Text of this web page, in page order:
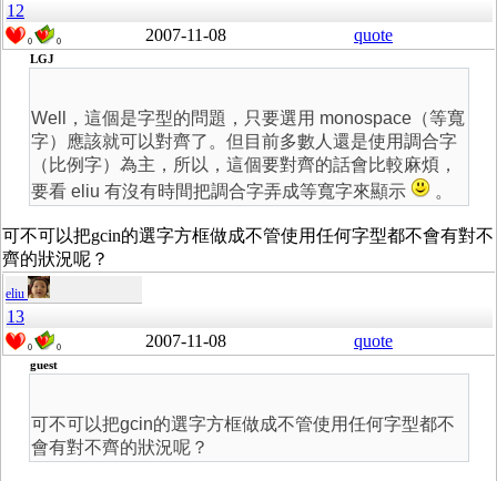
12
0 0 2007-11-08 quote
LGJ
Well，這個是字型的問題，只要選用 monospace（等寬
字）應該就可以對齊了。但目前多數人還是使用調合字
（比例字）為主，所以，這個要對齊的話會比較麻煩，
要看 eliu 有沒有時間把調合字弄成等寬字來顯示
。
可不可以把gcin的選字方框做成不管使用任何字型都不會有對不
齊的狀況呢？
eliu
13
0 0 2007-11-08 quote
guest
可不可以把gcin的選字方框做成不管使用任何字型都不
會有對不齊的狀況呢？